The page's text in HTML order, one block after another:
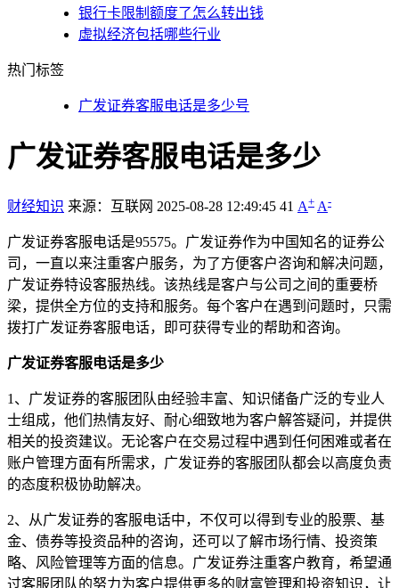
银行卡限制额度了怎么转出钱
虚拟经济包括哪些行业
热门标签
广发证券客服电话是多少号
广发证券客服电话是多少
财经知识 来源：互联网 2025-08-28 12:49:45 41 A+ A-
广发证券客服电话是95575。广发证券作为中国知名的证券公
司，一直以来注重客户服务，为了方便客户咨询和解决问题，
广发证券特设客服热线。该热线是客户与公司之间的重要桥
梁，提供全方位的支持和服务。每个客户在遇到问题时，只需
拨打广发证券客服电话，即可获得专业的帮助和咨询。
广发证券客服电话是多少
1、广发证券的客服团队由经验丰富、知识储备广泛的专业人
士组成，他们热情友好、耐心细致地为客户解答疑问，并提供
相关的投资建议。无论客户在交易过程中遇到任何困难或者在
账户管理方面有所需求，广发证券的客服团队都会以高度负责
的态度积极协助解决。
2、从广发证券的客服电话中，不仅可以得到专业的股票、基
金、债券等投资品种的咨询，还可以了解市场行情、投资策
略、风险管理等方面的信息。广发证券注重客户教育，希望通
过客服团队的努力为客户提供更多的财富管理和投资知识，让